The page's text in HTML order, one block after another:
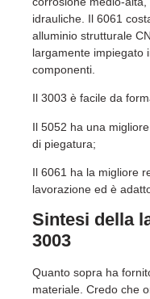
idrauliche. Il 6061
alluminio strutturale
largamente impiegato
componenti.
Il 3003 è facile da
Il 5052 ha una
di piegatura;
Il 6061 ha la migliore
lavorazione ed è
Sintesi della
3003
Quanto sopra ha
materiale. Credo che